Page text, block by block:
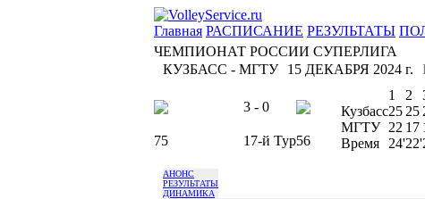
Главная РАСПИСАНИЕ РЕЗУЛЬТАТЫ
ЧЕМПИОНАТ РОССИИ СУПЕРЛИГА
КУЗБАСС - МГТУ
15 ДЕКАБРЯ 2024 г.
3 - 0
75 17-й Тур56
1 2
Кузбасс25 25
МГТУ 22 17
Время
24'22'
АНОНС
РЕЗУЛЬТАТЫ
ДИНАМИКА